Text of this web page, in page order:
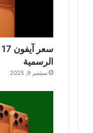
الرسمية
سبتمبر 9, 2025